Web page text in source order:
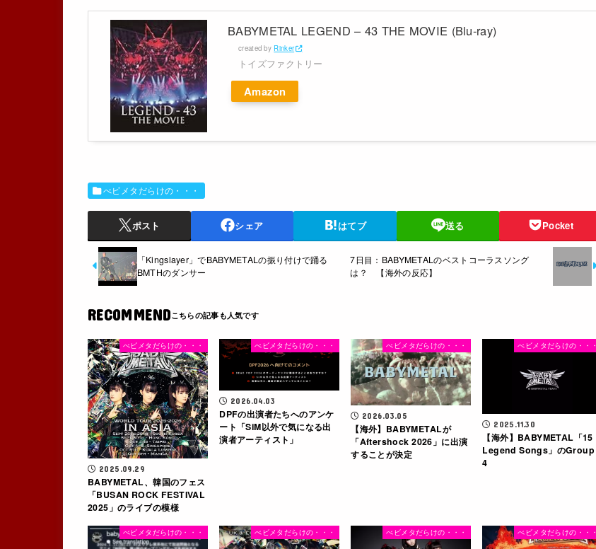
BABYMETAL LEGEND – 43 THE MOVIE (Blu-ray)
created by Rinker
トイズファクトリー
Amazon
べビメタだらけの・・・
ポスト シェア はてブ 送る Pocket
「Kingslayer」でBABYMETALの振り付けで踊る
BMTHのダンサー
7日目：BABYMETALのベストコーラスソング
は？ 【海外の反応】
RECOMMEND
べビメタだらけの・・・
2025.09.29
BABYMETAL、韓国のフェス
「BUSAN ROCK FESTIVAL
2025」のライブの模様
べビメタだらけの・・・
2026.04.03
DPFの出演者たちへのアンケ
ート「SiM以外で気になる出
演者アーティスト」
べビメタだらけの・・・
2026.03.05
【海外】BABYMETALが
「Aftershock 2026」に出演
することが決定
べビメタだらけの・・・
2025.11.30
【海外】BABYMETAL「15
Legend Songs」のGroup
4
べビメタだらけの・・・ べビメタだらけの・・・ べビメタだらけの・・・ べビメタだらけの・・・